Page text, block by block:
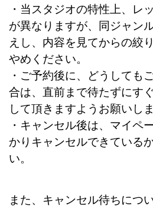
・当スタジオの特性上、レ
が異なりますが、同ジャン
えし、内容を見てからの絞
やめください。
・ご予約後に、どうしても
合は、直前まで待たずにす
して頂きますようお願いしま
・キャンセル後は、マイペ
かりキャンセルできている
い。
また、キャンセル待ちにつ